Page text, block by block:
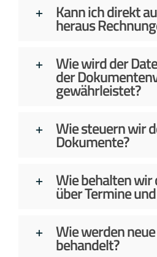
Kann ich direkt
heraus
Wie wird der
der
gewährleistet?
Wie steuern wir
Dokumente?
Wie behalten wir
über Termine
Wie werden
behandelt?